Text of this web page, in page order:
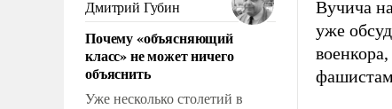
что мировая политика имеет
свойство заявляться на порог
нашего дома.
Дмитрий Губин
Почему «объясняющий
класс» не может ничего
объяснить
Уже несколько столетий в
Вучича
уже